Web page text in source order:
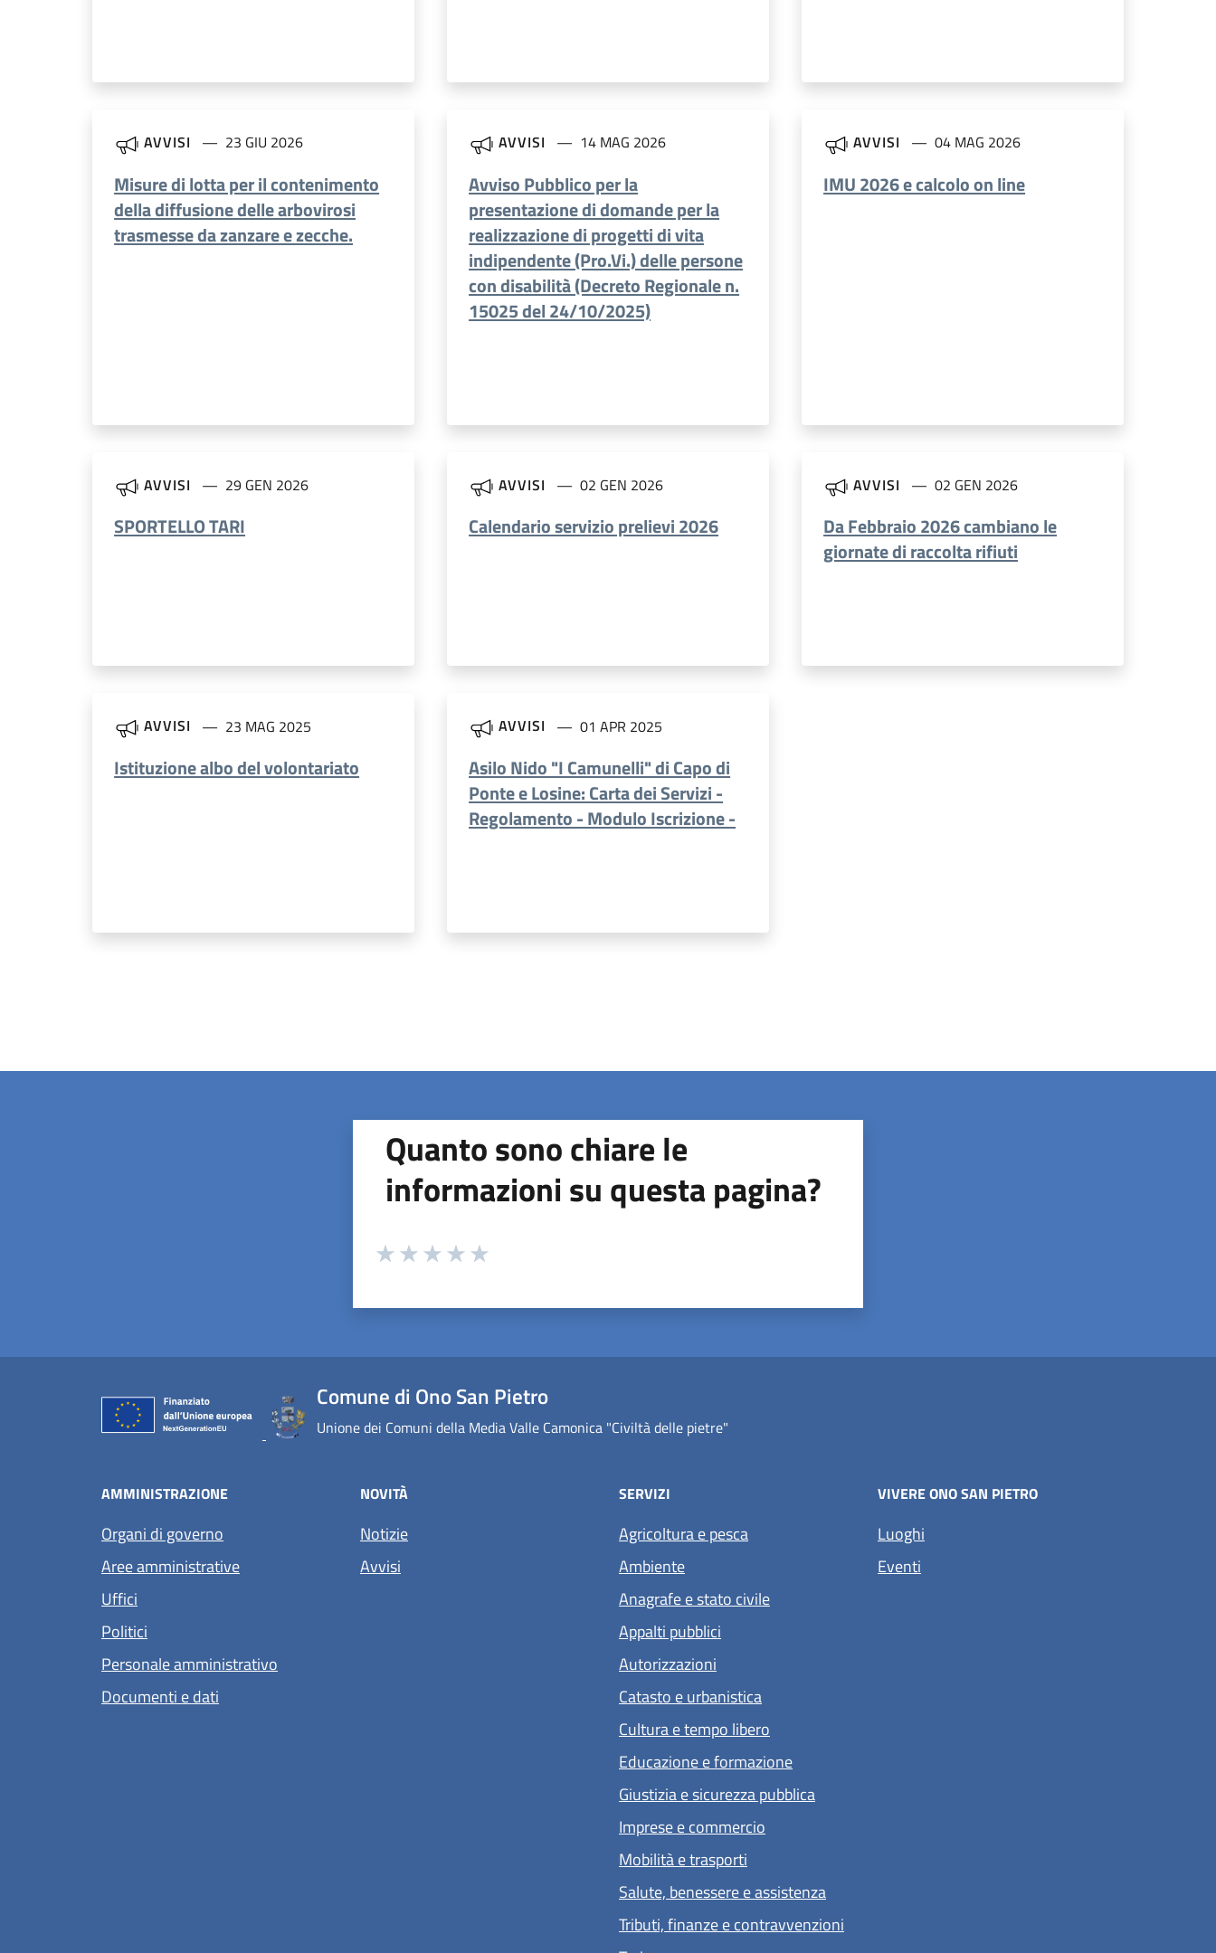
AVVISI 23 GIU 2026
Misure di lotta per il contenimento
della diffusione delle arbovirosi
trasmesse da zanzare e zecche.
AVVISI 14 MAG 2026
Avviso Pubblico per la
presentazione di domande per la
realizzazione di progetti di vita
indipendente (Pro.Vi.) delle persone
con disabilità (Decreto Regionale n.
15025 del 24/10/2025)
AVVISI 04 MAG 2026
IMU 2026 e calcolo on line
AVVISI 29 GEN 2026
SPORTELLO TARI
AVVISI 02 GEN 2026
Calendario servizio prelievi 2026
AVVISI 02 GEN 2026
Da Febbraio 2026 cambiano le
giornate di raccolta rifiuti
AVVISI 23 MAG 2025
Istituzione albo del volontariato
AVVISI 01 APR 2025
Asilo Nido "I Camunelli" di Capo di
Ponte e Losine: Carta dei Servizi -
Regolamento - Modulo Iscrizione -
Quanto sono chiare le
informazioni su questa pagina?
Valuta da 1 a 5 stelle la pagina
Comune di Ono San Pietro
Unione dei Comuni della Media Valle Camonica "Civiltà delle pietre"
AMMINISTRAZIONE
Organi di governo
Aree amministrative
Uffici
Politici
Personale amministrativo
Documenti e dati
NOVITÀ
Notizie
Avvisi
SERVIZI
Agricoltura e pesca
Ambiente
Anagrafe e stato civile
Appalti pubblici
Autorizzazioni
Catasto e urbanistica
Cultura e tempo libero
Educazione e formazione
Giustizia e sicurezza pubblica
Imprese e commercio
Mobilità e trasporti
Salute, benessere e assistenza
Tributi, finanze e contravvenzioni
VIVERE ONO SAN PIETRO
Luoghi
Eventi